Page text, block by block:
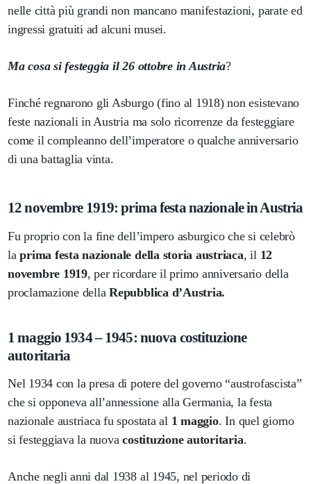
nelle città più grandi non mancano manifestazioni, parate ed
ingressi gratuiti ad alcuni musei.
Ma cosa si festeggia il 26 ottobre in Austria?
Finché regnarono gli Asburgo (fino al 1918) non esistevano
feste nazionali in Austria ma solo ricorrenze da festeggiare
come il compleanno dell’imperatore o qualche anniversario
di una battaglia vinta.
12 novembre 1919: prima festa nazionale in Austria
Fu proprio con la fine dell’impero asburgico che si celebrò
laprima festa nazionale della storia austriaca, il 12
novembre 1919, per ricordare il primo anniversario della
proclamazione dellaRepubblica d’Austria.
1 maggio 1934 – 1945: nuova costituzione
autoritaria
Nel 1934 con la presa di potere del governo “austrofascista”
che si opponeva all’annessione alla Germania, la festa
nazionale austriaca fu spostata al 1 maggio. In quel giorno
si festeggiava la nuovacostituzione autoritaria.
Anche negli anni dal 1938 al 1945, nel periodo di